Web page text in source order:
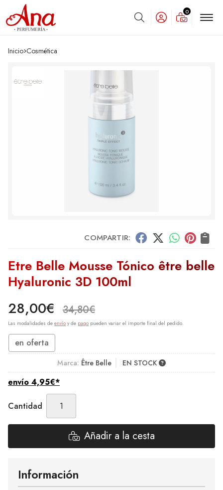
Buscar
0
Inicio cosmética
COMPARTIR:
Etre Belle Mousse Tónico être belle
Hyaluronic 3D 100ml
28,00€ 34,80€
Las modalidades de envío y de pago pueden variar el importe final del pedido.
en oferta
Marca: Être Belle EN STOCK
envío 4,95€*
Cantidad
Añadir a la cesta
Información